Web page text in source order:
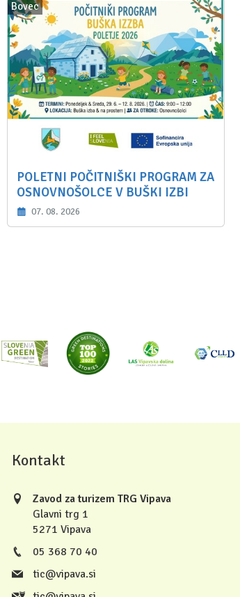
Bovec
POLETNI POČITNIŠKI PROGRAM ZA
OSNOVNOŠOLCE V BUŠKI IZBI
07. 08. 2026
Kontakt
Zavod za turizem TRG Vipava
Glavni trg 1
5271 Vipava
05 368 70 40
tic@vipava.si